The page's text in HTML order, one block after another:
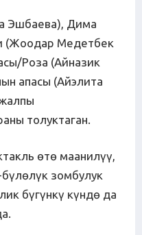
Эшбаева), Дима
(Жоодар Медетбек
Роза (Айназик
апасы (Айэлита
толуктаган.
өтө маанилүү,
зомбулук
бүгүнкү күндө да